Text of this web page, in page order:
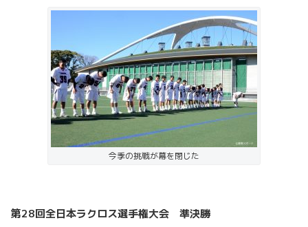
今季の挑戦が幕を閉じた
第28回全日本ラクロス選手権大会 準決勝